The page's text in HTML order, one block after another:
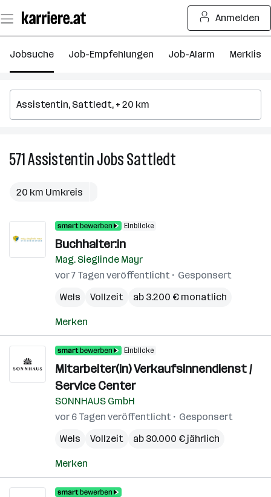
Seiteninhalt
springen
Anmelden
Jobsuche Job-Empfehlungen Job-Alarm Merkliste
571AssistentinJobsSattledt
20 km Umkreis
Einblicke
Buchhalter:in
Mag. Sieglinde Mayr
vor 7 Tagen veröffentlicht
Gesponsert
Wels
Vollzeit ab 3.200 € monatlich
Merken
Einblicke
Mitarbeiter(in) Verkaufsinnendienst /
Service Center
SONNHAUS GmbH
vor 6 Tagen veröffentlicht
Gesponsert
Wels
Vollzeit ab 30.000 € jährlich
Merken